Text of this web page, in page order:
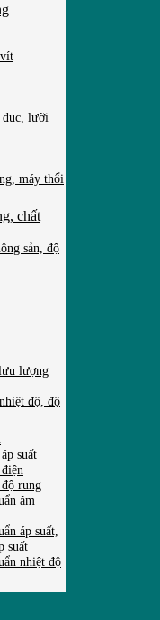
lưỡi
máy thổi
chất
sản, độ
lượng
độ, độ
suất
rung
âm
áp suất,
suất
nhiệt độ